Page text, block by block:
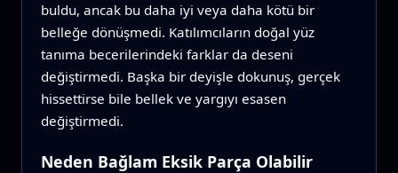
buldu, ancak bu daha iyi veya daha kötü bir
belleğe dönüşmedi. Katılımcıların doğal yüz
tanıma becerilerindeki farklar da deseni
değiştirmedi. Başka bir deyişle dokunuş, gerçek
hissettirse bile bellek ve yargıyı esasen
değiştirmedi.
Neden Bağlam Eksik Parça Olabilir